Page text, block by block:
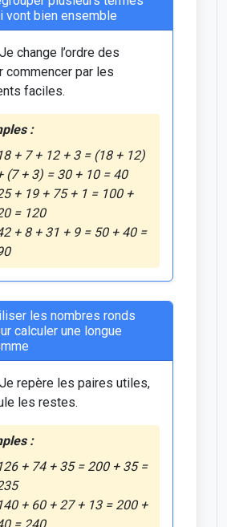
vont bien ensemble
change l’ordre des
commencer par les
faciles.
:
+ 7 + 12 + 3 = (18 + 12)
(7 + 3) = 30 + 10 = 40
+ 19 + 75 + 1 = 100 +
= 120
+ 8 + 31 + 9 = 50 + 40 =
les nombres ronds
calculer une longue
repère les paires utiles,
les restes.
:
+ 74 + 35 = 200 + 35 =
+ 60 + 27 + 13 = 200 +